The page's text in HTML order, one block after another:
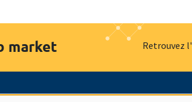
market Retrouvez
Nos engagements Hommage à